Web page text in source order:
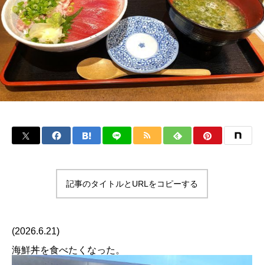
記事のタイトルとURLをコピーする
(2026.6.21)
海鮮丼を食べたくなった。